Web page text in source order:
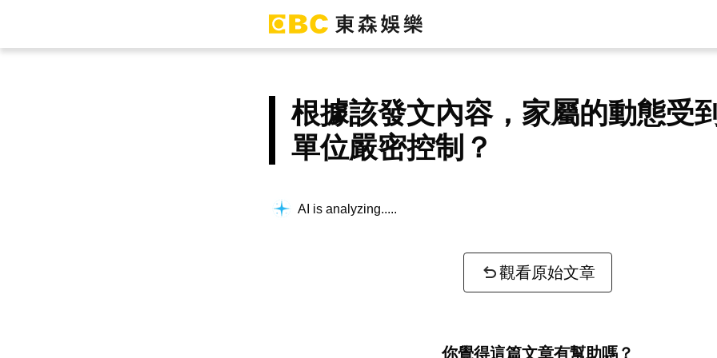
根據該發文內容，家屬的動態受
單位嚴密控制？
AI is analyzing...
觀看原始文章
你覺得這篇文章有幫助嗎？